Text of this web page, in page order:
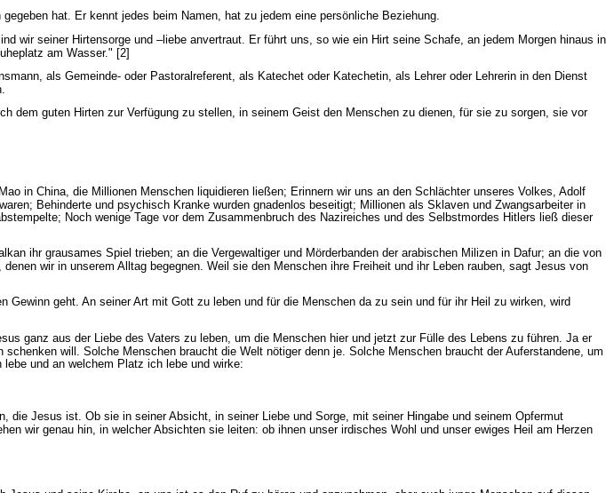
hat. Er kennt jedes beim Namen, hat zu jedem eine persönliche Beziehung.
wir seiner Hirtensorge und –liebe anvertraut. Er führt uns, so wie ein Hirt seine Schafe, an jedem Morgen hinaus in
am Wasser." [2]
als Gemeinde- oder Pastoralreferent, als Katechet oder Katechetin, als Lehrer oder Lehrerin in den Dienst
dem guten Hirten zur Verfügung zu stellen, in seinem Geist den Menschen zu dienen, für sie zu sorgen, sie vor
in China, die Millionen Menschen liquidieren ließen; Erinnern wir uns an den Schlächter unseres Volkes, Adolf
Behinderte und psychisch Kranke wurden gnadenlos beseitigt; Millionen als Sklaven und Zwangsarbeiter in
Noch wenige Tage vor dem Zusammenbruch des Nazireiches und des Selbstmordes Hitlers ließ dieser
ihr grausames Spiel trieben; an die Vergewaltiger und Mörderbanden der arabischen Milizen in Dafur; an die von
wir in unserem Alltag begegnen. Weil sie den Menschen ihre Freiheit und ihr Leben rauben, sagt Jesus von
geht. An seiner Art mit Gott zu leben und für die Menschen da zu sein und für ihr Heil zu wirken, wird
ganz aus der Liebe des Vaters zu leben, um die Menschen hier und jetzt zur Fülle des Lebens zu führen. Ja er
will. Solche Menschen braucht die Welt nötiger denn je. Solche Menschen braucht der Auferstandene, um
und an welchem Platz ich lebe und wirke:
Jesus ist. Ob sie in seiner Absicht, in seiner Liebe und Sorge, mit seiner Hingabe und seinem Opfermut
wir genau hin, in welcher Absichten sie leiten: ob ihnen unser irdisches Wohl und unser ewiges Heil am Herzen